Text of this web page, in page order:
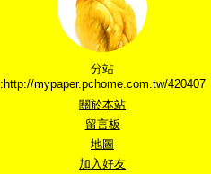
分站
:http://mypaper.pchome.com.tw/420407
關於本站
留言板
地圖
加入好友